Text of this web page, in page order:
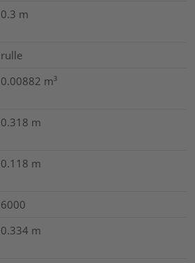
0.3 m
rulle
0.00882 m³
0.318 m
0.118 m
6000
0.334 m